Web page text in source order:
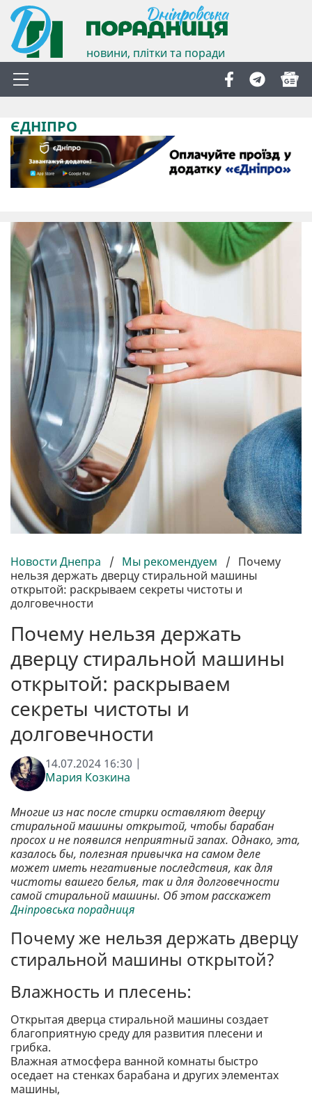
новини, плітки та поради
ЄДНІПРО
Новости Днепра / Мы рекомендуем / Почему
нельзя держать дверцу стиральной машины
открытой: раскрываем секреты чистоты и
долговечности
Почему нельзя держать
дверцу стиральной машины
открытой: раскрываем
секреты чистоты и
долговечности
14.07.2024 16:30 |
Мария Козкина
Многие из нас после стирки оставляют дверцу
стиральной машины открытой, чтобы барабан
просох и не появился неприятный запах. Однако, эта,
казалось бы, полезная привычка на самом деле
может иметь негативные последствия, как для
чистоты вашего белья, так и для долговечности
самой стиральной машины. Об этом расскажет
Дніпровська порадниця
Почему же нельзя держать дверцу
стиральной машины открытой?
Влажность и плесень:
Открытая дверца стиральной машины создает
благоприятную среду для развития плесени и
грибка.
Влажная атмосфера ванной комнаты быстро
оседает на стенках барабана и других элементах
машины,